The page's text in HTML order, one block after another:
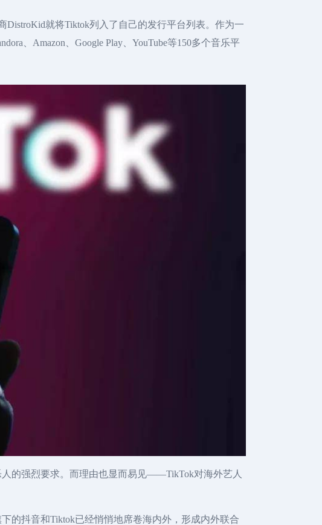
就将Tiktok列入了自己的发行平台列表。作为一
、Amazon、Google Play、YouTube等150多个音乐平
的强烈要求。而理由也显而易见——TikTok对海外艺人
的抖音和Tiktok已经悄悄地席卷海内外，形成内外联合